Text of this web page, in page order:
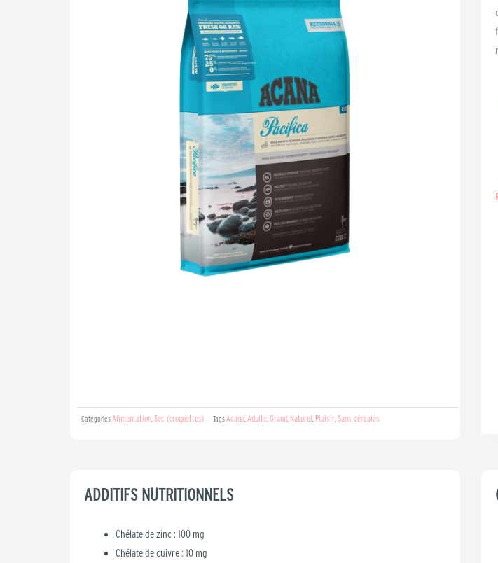
Catégories Alimentation Sec (croquettes) Tags Acana Adulte Grand Naturel Plaisir Sans céréales
ADDITIFS NUTRITIONNELS
Chélate de zinc : 100 mg
Chélate de cuivre : 10 mg